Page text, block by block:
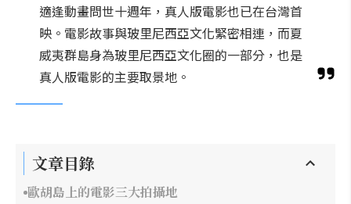
適逢動畫問世十週年，真人版電影也已在台灣首
映。電影故事與玻里尼西亞文化緊密相連，而夏
威夷群島身為玻里尼西亞文化圈的一部分，也是
真人版電影的主要取景地。
文章目錄
歐胡島上的電影三大拍攝地